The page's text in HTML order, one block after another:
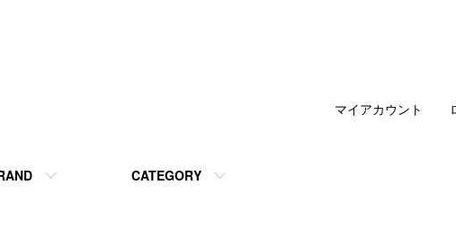
CATEGORY
マイアカウント